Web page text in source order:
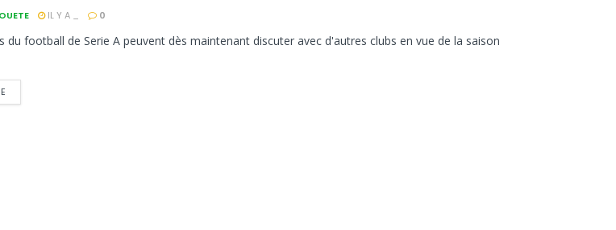
IL Y A _ 0
du football de Serie A peuvent dès maintenant discuter avec d'autres clubs en vue de la saison